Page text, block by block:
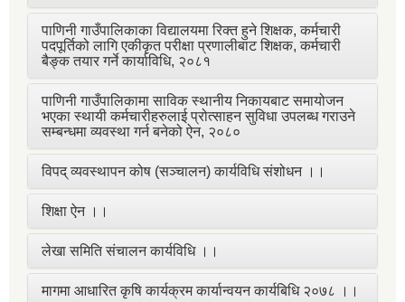
पाणिनी गाउँपालिकाका विद्यालयमा रिक्त हुने शिक्षक, कर्मचारी
पदपूर्तिको लागि एकीकृत परीक्षा प्रणालीबाट शिक्षक, कर्मचारी
बैङ्क तयार गर्ने कार्याविधि, २०८१
पाणिनी गाउँपालिकामा साविक स्थानीय निकायबाट समायोजन
भएका स्थायी कर्मचारीहरुलाई प्रोत्साहन सुविधा उपलब्ध गराउने
सम्बन्धमा व्यवस्था गर्न बनेको ऐन, २०८०
विपद् व्यवस्थापन कोष (सञ्चालन) कार्यविधि संशोधन ।।
शिक्षा ऐन ।।
लेखा समिति संचालन कार्यविधि ।।
मागमा आधारित कृषि कार्यक्रम कार्यान्वयन कार्यबिधि २०७८ ।।